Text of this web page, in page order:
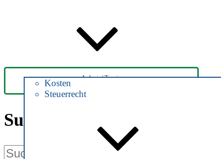
Kosten
Steuerrecht
Anfrage | Termin
Suche
Suche